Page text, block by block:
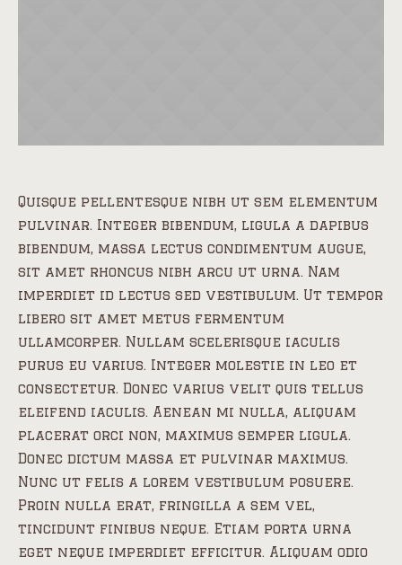
Quisque pellentesque nibh ut sem elementum
pulvinar. Integer bibendum, ligula a dapibus
bibendum, massa lectus condimentum augue,
sit amet rhoncus nibh arcu ut urna. Nam
imperdiet id lectus sed vestibulum. Ut tempor
libero sit amet metus fermentum
ullamcorper. Nullam scelerisque iaculis
purus eu varius. Integer molestie in leo et
consectetur. Donec varius velit quis tellus
eleifend iaculis. Aenean mi nulla, aliquam
placerat orci non, maximus semper ligula.
Donec dictum massa et pulvinar maximus.
Nunc ut felis a lorem vestibulum posuere.
Proin nulla erat, fringilla a sem vel,
tincidunt finibus neque. Etiam porta urna
eget neque imperdiet efficitur. Aliquam odio